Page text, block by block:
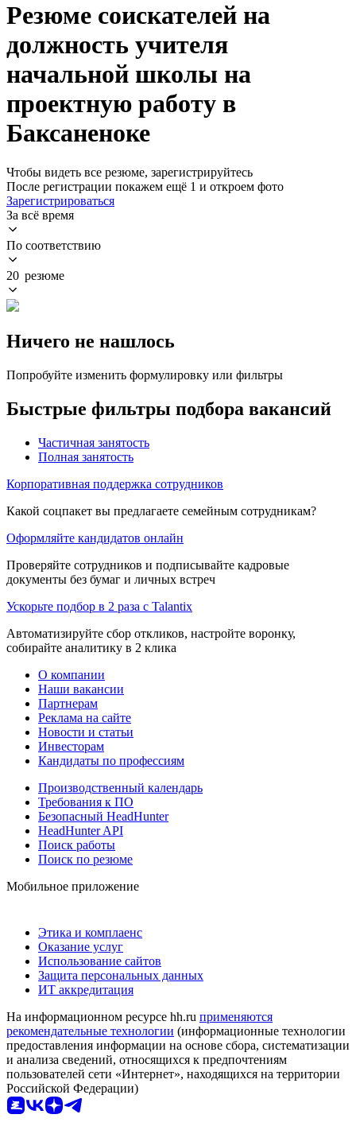
Резюме соискателей на
должность учителя
начальной школы на
проектную работу в
Баксаненоке
Чтобы видеть все резюме, зарегистрируйтесь
После регистрации покажем ещё 1 и откроем фото
Зарегистрироваться
За всё время
По соответствию
20 резюме
Ничего не нашлось
Попробуйте изменить формулировку или фильтры
Быстрые фильтры подбора вакансий
Частичная занятость
Полная занятость
Корпоративная поддержка сотрудников
Какой соцпакет вы предлагаете семейным сотрудникам?
Оформляйте кандидатов онлайн
Проверяйте сотрудников и подписывайте кадровые
документы без бумаг и личных встреч
Ускорьте подбор в 2 раза с Talantix
Автоматизируйте сбор откликов, настройте воронку,
собирайте аналитику в 2 клика
О компании
Наши вакансии
Партнерам
Реклама на сайте
Новости и статьи
Инвесторам
Кандидаты по профессиям
Производственный календарь
Требования к ПО
Безопасный HeadHunter
HeadHunter API
Поиск работы
Поиск по резюме
Мобильное приложение
Этика и комплаенс
Оказание услуг
Использование сайтов
Защита персональных данных
ИТ аккредитация
На информационном ресурсе hh.ru применяются
рекомендательные технологии (информационные технологии
предоставления информации на основе сбора, систематизации
и анализа сведений, относящихся к предпочтениям
пользователей сети «Интернет», находящихся на территории
Российской Федерации)